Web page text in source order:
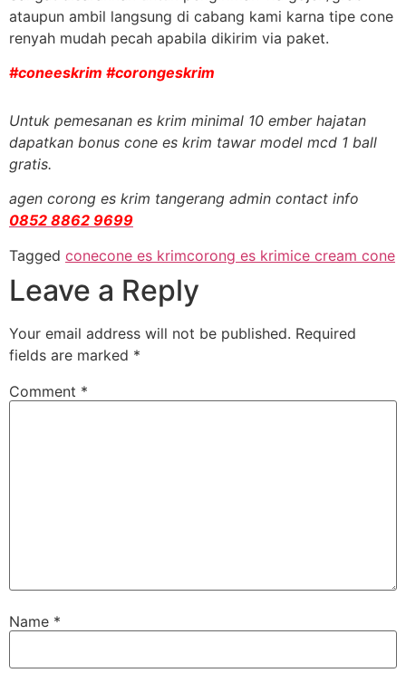
ataupun ambil langsung di cabang kami karna tipe cone
renyah mudah pecah apabila dikirim via paket.
#coneeskrim #corongeskrim
Untuk pemesanan es krim minimal 10 ember hajatan
dapatkan bonus cone es krim tawar model mcd 1 ball
gratis.
agen corong es krim tangerang admin contact info
0852 8862 9699
Tagged conecone es krimcorong es krimice cream cone
Leave a Reply
Your email address will not be published. Required
fields are marked *
Comment *
Name *